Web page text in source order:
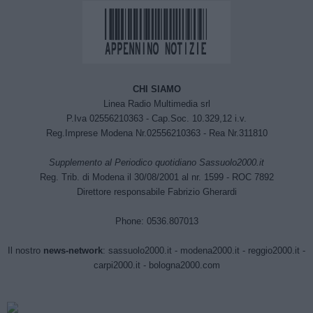
CHI SIAMO
Linea Radio Multimedia srl
P.Iva 02556210363 - Cap.Soc. 10.329,12 i.v.
Reg.Imprese Modena Nr.02556210363 - Rea Nr.311810
Supplemento al Periodico quotidiano Sassuolo2000.it
Reg. Trib. di Modena il 30/08/2001 al nr. 1599 - ROC 7892
Direttore responsabile Fabrizio Gherardi
Phone: 0536.807013
Il nostro news-network: sassuolo2000.it - modena2000.it - reggio2000.it -
carpi2000.it - bologna2000.com